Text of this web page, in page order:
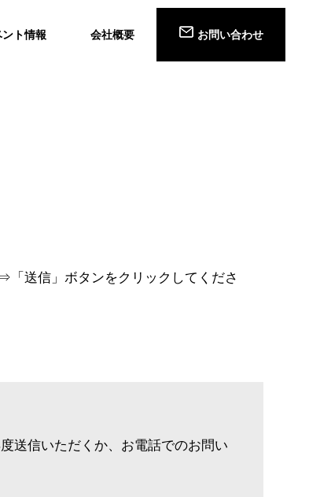
ト情報 会社概要 お問い合わせ
送信」ボタンをクリックしてくださ
送信いただくか、お電話でのお問い